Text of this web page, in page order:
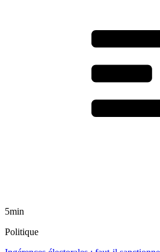
5min
Politique